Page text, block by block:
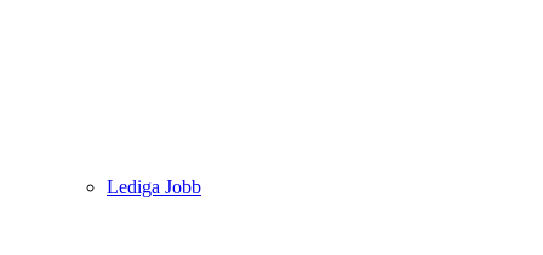
Lediga Jobb